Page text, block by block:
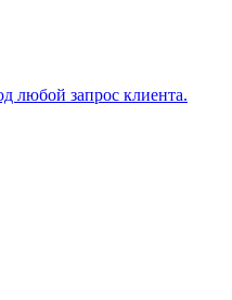
любой запрос клиента.